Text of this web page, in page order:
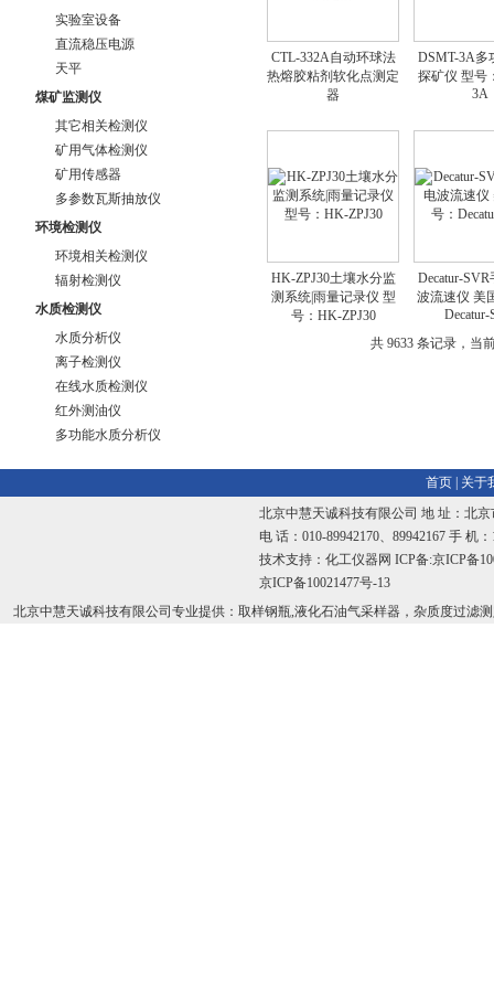
实验室设备
直流稳压电源
天平
煤矿监测仪
其它相关检测仪
矿用气体检测仪
矿用传感器
多参数瓦斯抽放仪
环境检测仪
环境相关检测仪
辐射检测仪
水质检测仪
水质分析仪
离子检测仪
在线水质检测仪
红外测油仪
多功能水质分析仪
CTL-332A自动环球法
热熔胶粘剂软化点测定
器
DSMT-3A多
探矿仪 型号
3A
HK-ZPJ30土壤水分监
测系统|雨量记录仪 型
号：HK-ZPJ30
Decatur-
波流速仪 美
Decatur-
共 9633 条记录，当
首页|
关于
北京中慧天诚科技有限公司 地 址：北
电 话：010-89942170、89942167 手 机
技术支持： 化工仪器网 ICP备:京ICP备
京ICP备10021477号-13
北京中慧天诚科技有限公司专业提供：取样钢瓶,液化石油气采样器，杂质度过滤